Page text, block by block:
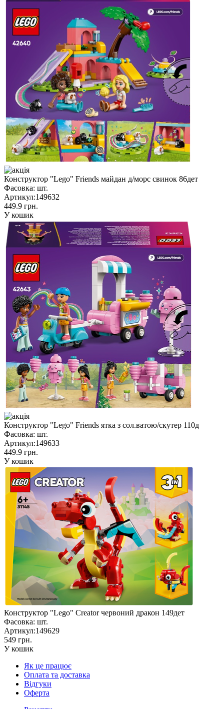
Конструктор "Lego" Friends майдан д/морс свинок 86дет
Фасовка: шт.
Артикул:149632
449.9 грн.
У кошик
Конструктор "Lego" Friends ятка з сол.ватою/скутер 110д
Фасовка: шт.
Артикул:149633
449.9 грн.
У кошик
Конструктор "Lego" Creator червоний дракон 149дет
Фасовка: шт.
Артикул:149629
549 грн.
У кошик
Як це працює
Оплата та доставка
Відгуки
Оферта